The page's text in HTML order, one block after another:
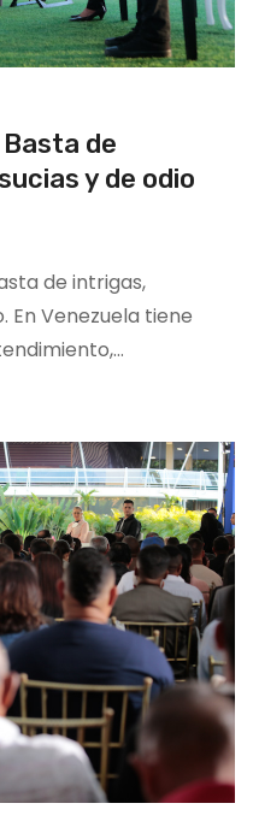
de
y de odio
de intrigas,
En Venezuela tiene